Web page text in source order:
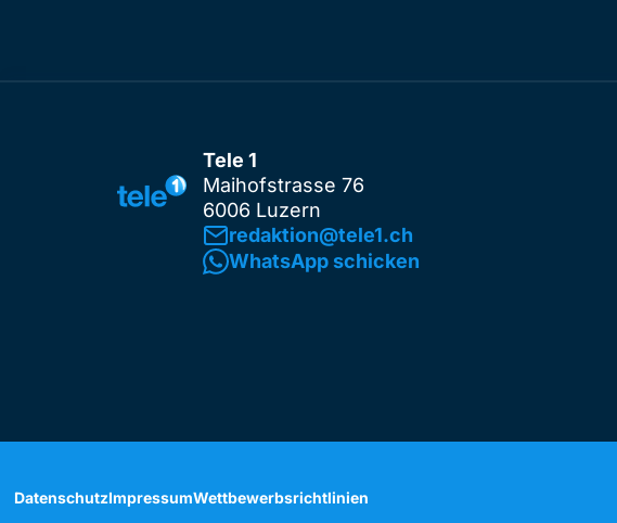
Tele 1
Maihofstrasse 76
6006 Luzern
redaktion@tele1.ch
WhatsApp schicken
DatenschutzImpressumWettbewerbsrichtlinien